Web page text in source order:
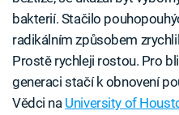
bakterií. Stačilo
radikálním způsobem
Prostě rychleji rostou. Pro
generaci stačí k obnovení
Vědci na University of